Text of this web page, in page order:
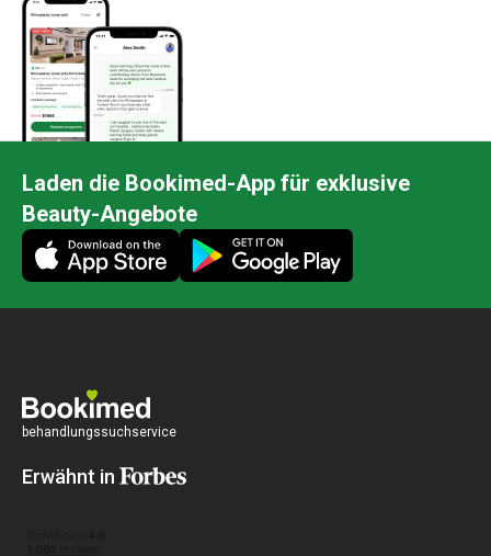
Laden die Bookimed-App für exklusive
Beauty-Angebote
behandlungssuchservice
Erwähnt in